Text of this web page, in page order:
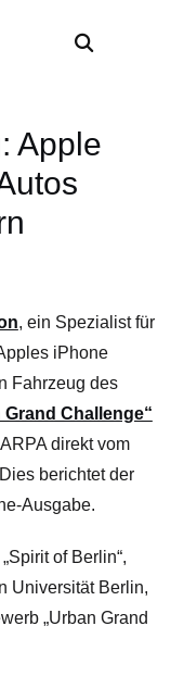
Apple
, ein Spezialist für
iPhone
Fahrzeug des
Grand Challenge“
direkt vom
berichtet der
Ausgabe.
of Berlin“,
Universität Berlin,
„Urban Grand